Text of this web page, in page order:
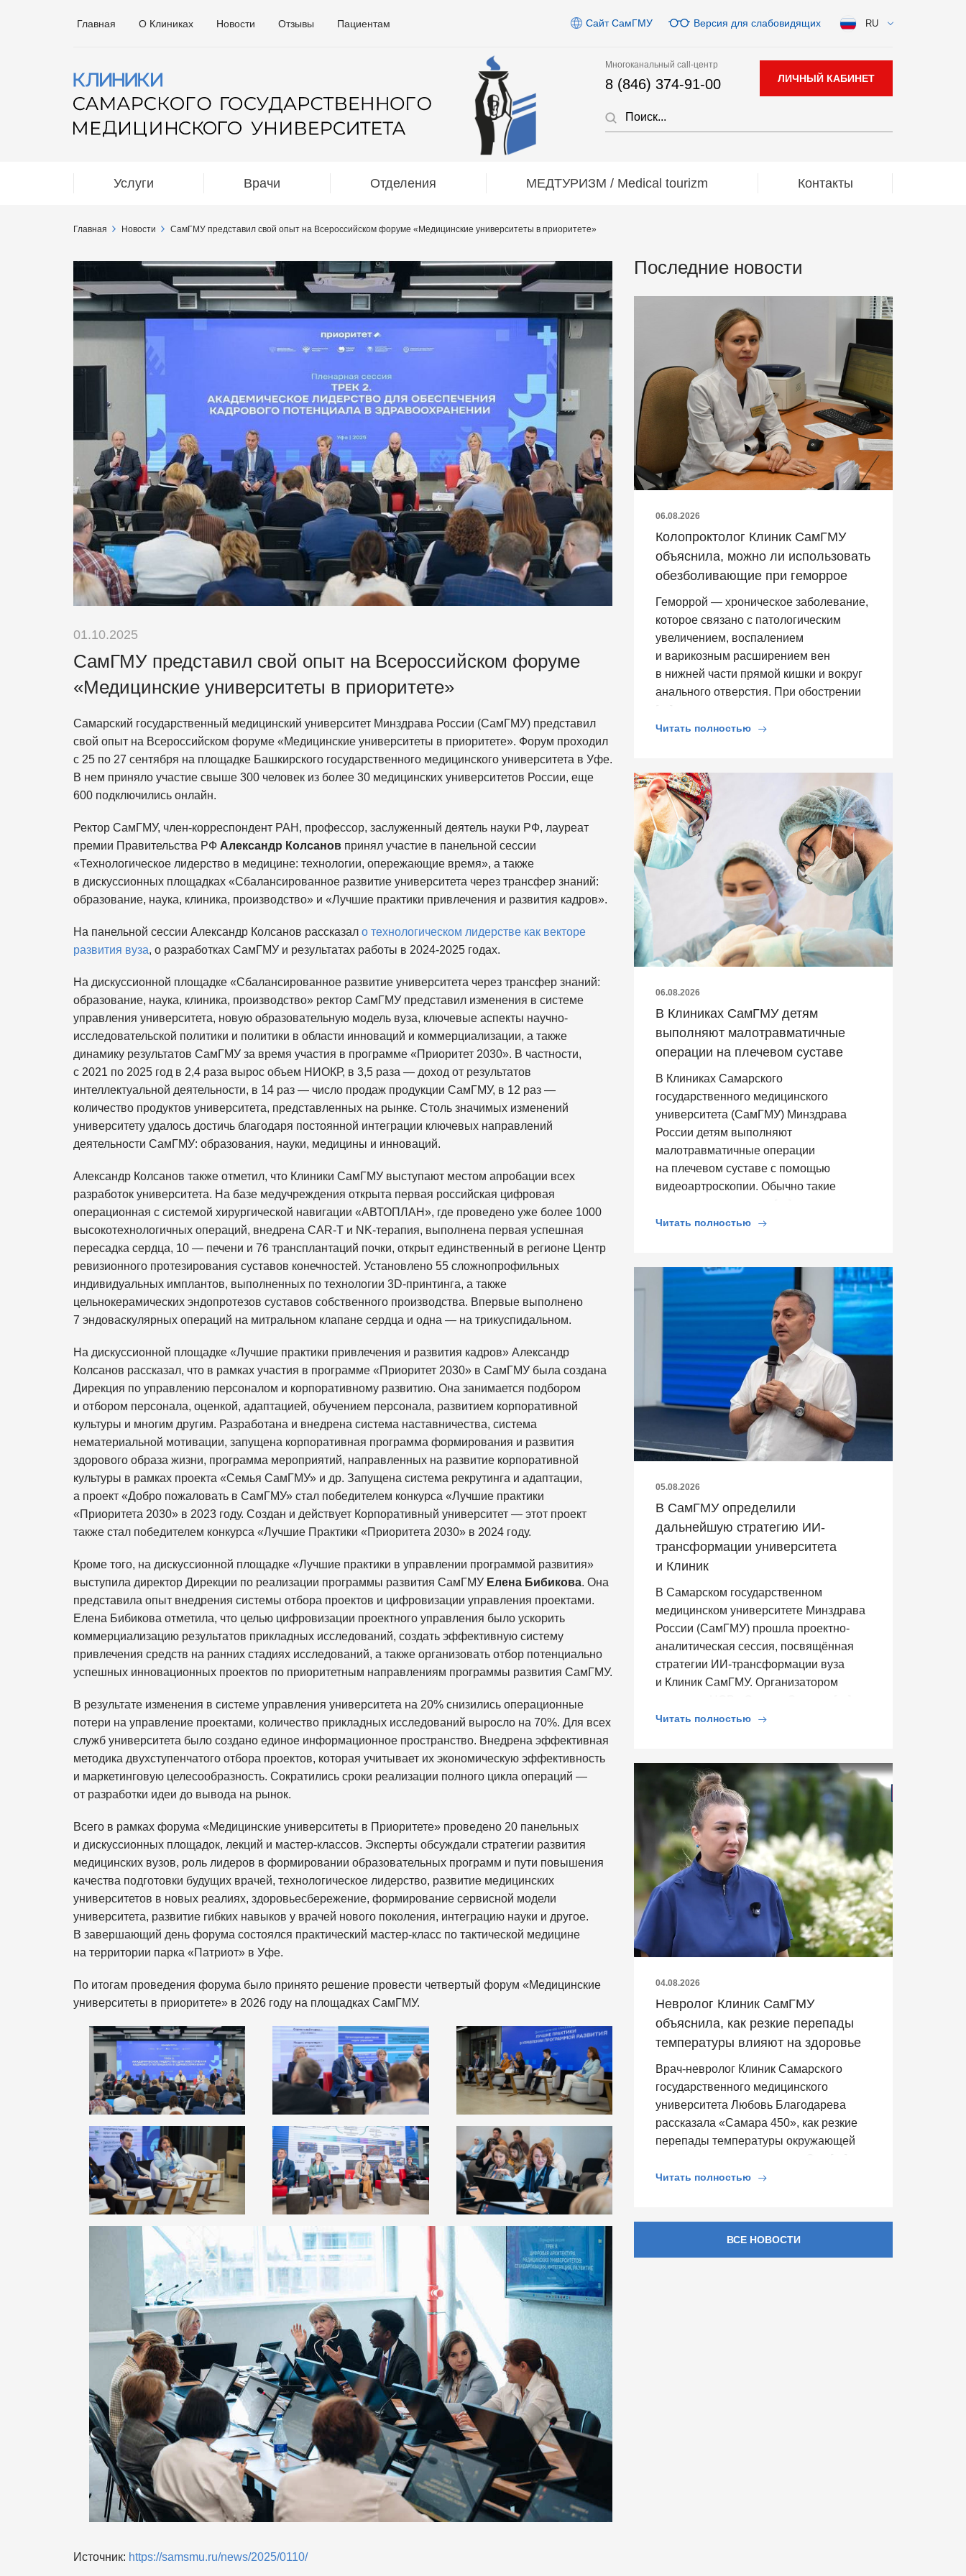
Главная О Клиниках Новости Отзывы Пациентам Сайт СамГМУ Версия для слабовидящих RU
Многоканальный call-центр
8 (846) 374-91-00 ЛИЧНЫЙ КАБИНЕТ
Услуги Врачи Отделения МЕДТУРИЗМ / Medical tourizm Контакты
Главная Новости СамГМУ представил свой опыт на Всероссийском форуме «Медицинские университеты в приоритете»
01.10.2025
СамГМУ представил свой опыт на Всероссийском форуме
«Медицинские университеты в приоритете»
Самарский государственный медицинский университет Минздрава России (СамГМУ) представил
свой опыт на Всероссийском форуме «Медицинские университеты в приоритете». Форум проходил
с 25 по 27 сентября на площадке Башкирского государственного медицинского университета в Уфе.
В нем приняло участие свыше 300 человек из более 30 медицинских университетов России, еще
600 подключились онлайн.
Ректор СамГМУ, член-корреспондент РАН, профессор, заслуженный деятель науки РФ, лауреат
премии Правительства РФ Александр Колсанов принял участие в панельной сессии
«Технологическое лидерство в медицине: технологии, опережающие время», а также
в дискуссионных площадках «Сбалансированное развитие университета через трансфер знаний:
образование, наука, клиника, производство» и «Лучшие практики привлечения и развития кадров».
На панельной сессии Александр Колсанов рассказал о технологическом лидерстве как векторе
развития вуза, о разработках СамГМУ и результатах работы в 2024-2025 годах.
На дискуссионной площадке «Сбалансированное развитие университета через трансфер знаний:
образование, наука, клиника, производство» ректор СамГМУ представил изменения в системе
управления университета, новую образовательную модель вуза, ключевые аспекты научно-
исследовательской политики и политики в области инноваций и коммерциализации, а также
динамику результатов СамГМУ за время участия в программе «Приоритет 2030». В частности,
с 2021 по 2025 год в 2,4 раза вырос объем НИОКР, в 3,5 раза — доход от результатов
интеллектуальной деятельности, в 14 раз — число продаж продукции СамГМУ, в 12 раз —
количество продуктов университета, представленных на рынке. Столь значимых изменений
университету удалось достичь благодаря постоянной интеграции ключевых направлений
деятельности СамГМУ: образования, науки, медицины и инноваций.
Александр Колсанов также отметил, что Клиники СамГМУ выступают местом апробации всех
разработок университета. На базе медучреждения открыта первая российская цифровая
операционная с системой хирургической навигации «АВТОПЛАН», где проведено уже более 1000
высокотехнологичных операций, внедрена CAR-T и NK-терапия, выполнена первая успешная
пересадка сердца, 10 — печени и 76 трансплантаций почки, открыт единственный в регионе Центр
ревизионного протезирования суставов конечностей. Установлено 55 сложнопрофильных
индивидуальных имплантов, выполненных по технологии 3D-принтинга, а также
цельнокерамических эндопротезов суставов собственного производства. Впервые выполнено
7 эндоваскулярных операций на митральном клапане сердца и одна — на трикуспидальном.
На дискуссионной площадке «Лучшие практики привлечения и развития кадров» Александр
Колсанов рассказал, что в рамках участия в программе «Приоритет 2030» в СамГМУ была создана
Дирекция по управлению персоналом и корпоративному развитию. Она занимается подбором
и отбором персонала, оценкой, адаптацией, обучением персонала, развитием корпоративной
культуры и многим другим. Разработана и внедрена система наставничества, система
нематериальной мотивации, запущена корпоративная программа формирования и развития
здорового образа жизни, программа мероприятий, направленных на развитие корпоративной
культуры в рамках проекта «Семья СамГМУ» и др. Запущена система рекрутинга и адаптации,
а проект «Добро пожаловать в СамГМУ» стал победителем конкурса «Лучшие практики
«Приоритета 2030» в 2023 году. Создан и действует Корпоративный университет — этот проект
также стал победителем конкурса «Лучшие Практики «Приоритета 2030» в 2024 году.
Кроме того, на дискуссионной площадке «Лучшие практики в управлении программой развития»
выступила директор Дирекции по реализации программы развития СамГМУ Елена Бибикова. Она
представила опыт внедрения системы отбора проектов и цифровизации управления проектами.
Елена Бибикова отметила, что целью цифровизации проектного управления было ускорить
коммерциализацию результатов прикладных исследований, создать эффективную систему
привлечения средств на ранних стадиях исследований, а также организовать отбор потенциально
успешных инновационных проектов по приоритетным направлениям программы развития СамГМУ.
В результате изменения в системе управления университета на 20% снизились операционные
потери на управление проектами, количество прикладных исследований выросло на 70%. Для всех
служб университета было создано единое информационное пространство. Внедрена эффективная
методика двухступенчатого отбора проектов, которая учитывает их экономическую эффективность
и маркетинговую целесообразность. Сократились сроки реализации полного цикла операций —
от разработки идеи до вывода на рынок.
Всего в рамках форума «Медицинские университеты в Приоритете» проведено 20 панельных
и дискуссионных площадок, лекций и мастер-классов. Эксперты обсуждали стратегии развития
медицинских вузов, роль лидеров в формировании образовательных программ и пути повышения
качества подготовки будущих врачей, технологическое лидерство, развитие медицинских
университетов в новых реалиях, здоровьесбережение, формирование сервисной модели
университета, развитие гибких навыков у врачей нового поколения, интеграцию науки и другое.
В завершающий день форума состоялся практический мастер-класс по тактической медицине
на территории парка «Патриот» в Уфе.
По итогам проведения форума было принято решение провести четвертый форум «Медицинские
университеты в приоритете» в 2026 году на площадках СамГМУ.
Источник: https://samsmu.ru/news/2025/0110/
Последние новости
06.08.2026
Колопроктолог Клиник СамГМУ
объяснила, можно ли использовать
обезболивающие при геморрое
Геморрой — хроническое заболевание,
которое связано с патологическим
увеличением, воспалением
и варикозным расширением вен
в нижней части прямой кишки и вокруг
анального отверстия. При обострении
Читать полностью
06.08.2026
В Клиниках СамГМУ детям
выполняют малотравматичные
операции на плечевом суставе
В Клиниках Самарского
государственного медицинского
университета (СамГМУ) Минздрава
России детям выполняют
малотравматичные операции
на плечевом суставе с помощью
видеоартроскопии. Обычно такие
Читать полностью
05.08.2026
В СамГМУ определили
дальнейшую стратегию ИИ-
трансформации университета
и Клиник
В Самарском государственном
медицинском университете Минздрава
России (СамГМУ) прошла проектно-
аналитическая сессия, посвящённая
стратегии ИИ-трансформации вуза
и Клиник СамГМУ. Организатором
Читать полностью
04.08.2026
Невролог Клиник СамГМУ
объяснила, как резкие перепады
температуры влияют на здоровье
Врач-невролог Клиник Самарского
государственного медицинского
университета Любовь Благодарева
рассказала «Самара 450», как резкие
перепады температуры окружающей
Читать полностью
ВСЕ НОВОСТИ